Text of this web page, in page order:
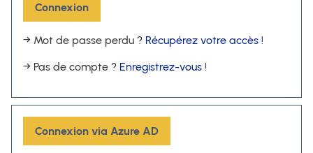
Connexion
→ Mot de passe perdu ? Récupérez votre accès !
→ Pas de compte ? Enregistrez-vous !
Connexion via Azure AD